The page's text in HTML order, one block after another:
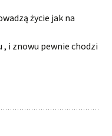
życie jak na
, i znowu pewnie chodzi